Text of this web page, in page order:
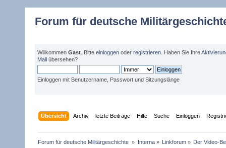
Forum für deutsche
Willkommen Gast . Bitte einloggen oder registrieren . Haben Sie Ihre
Mail übersehen?
Einloggen mit Benutzername, Passwort und Sitzungslänge
Übersicht Archiv letzte Beiträge Hilfe Suche Einloggen
Forum für deutsche Militärgeschichte » Interna» Linkforum» Der Video-